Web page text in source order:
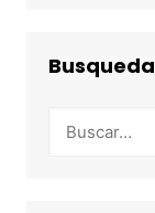
Busqueda